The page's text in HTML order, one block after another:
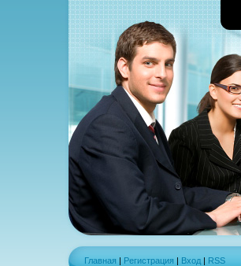
Главная | Регистрация | Вход | RSS